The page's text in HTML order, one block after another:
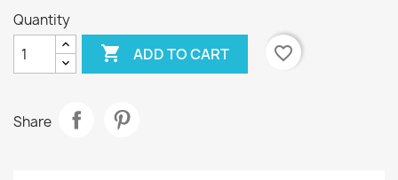
Quantity
 ADD TO CART favorite_border
Share